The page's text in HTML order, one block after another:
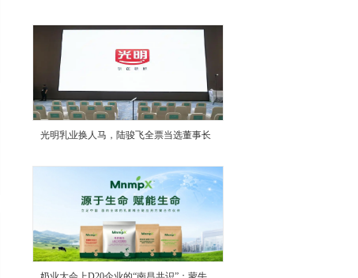
光明乳业换人马，陆骏飞全票当选董事长